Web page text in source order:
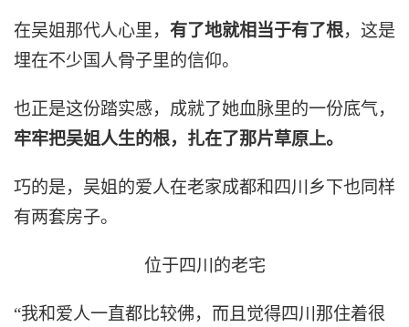
在吴姐那代人心里， 有了地就相当于有了根，这是
埋在不少国人骨子里的信仰。
也正是这份踏实感，成就了她血脉里的一份底气，
牢牢把吴姐人生的根，扎在了那片草原上。
巧的是，吴姐的爱人在老家成都和四川乡下也同样
有两套房子。
位于四川的老宅
“我和爱人一直都比较佛，而且觉得四川那住着很